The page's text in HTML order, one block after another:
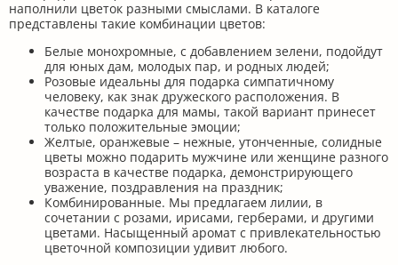
наполнили цветок разными смыслами. В каталоге
представлены такие комбинации цветов:
Белые монохромные, с добавлением зелени, подойдут
для юных дам, молодых пар, и родных людей;
Розовые идеальны для подарка симпатичному
человеку, как знак дружеского расположения. В
качестве подарка для мамы, такой вариант принесет
только положительные эмоции;
Желтые, оранжевые – нежные, утонченные, солидные
цветы можно подарить мужчине или женщине разного
возраста в качестве подарка, демонстрирующего
уважение, поздравления на праздник;
Комбинированные. Мы предлагаем лилии, в
сочетании с розами, ирисами, герберами, и другими
цветами. Насыщенный аромат с привлекательностью
цветочной композиции удивит любого.